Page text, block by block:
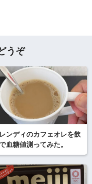
うぞ
ンディのカフェオレを飲
血糖値測ってみた。